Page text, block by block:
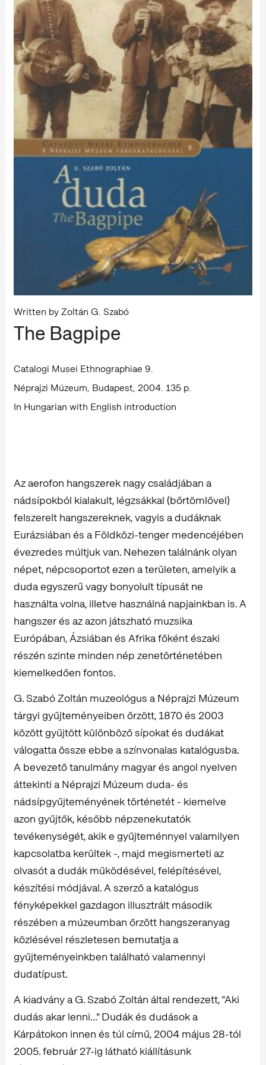
Written by Zoltán G. Szabó
The Bagpipe
Catalogi Musei Ethnographiae 9.
Néprajzi Múzeum, Budapest, 2004. 135 p.
In Hungarian with English introduction
Az aerofon hangszerek nagy családjában a
nádsípokból kialakult, légzsákkal (bőrtömlővel)
felszerelt hangszereknek, vagyis a dudáknak
Eurázsiában és a Földközi-tenger medencéjében
évezredes múltjuk van. Nehezen találnánk olyan
népet, népcsoportot ezen a területen, amelyik a
duda egyszerű vagy bonyolult típusát ne
használta volna, illetve használná napjainkban is. A
hangszer és az azon játszható muzsika
Európában, Ázsiában és Afrika főként északi
részén szinte minden nép zenetörténetében
kiemelkedően fontos.
G. Szabó Zoltán muzeológus a Néprajzi Múzeum
tárgyi gyűjteményeiben őrzött, 1870 és 2003
között gyűjtött különböző sípokat és dudákat
válogatta össze ebbe a színvonalas katalógusba.
A bevezető tanulmány magyar és angol nyelven
áttekinti a Néprajzi Múzeum duda- és
nádsípgyűjteményének történetét - kiemelve
azon gyűjtők, később népzenekutatók
tevékenységét, akik e gyűjteménnyel valamilyen
kapcsolatba kerültek -, majd megismerteti az
olvasót a dudák működésével, felépítésével,
készítési módjával. A szerző a katalógus
fényképekkel gazdagon illusztrált második
részében a múzeumban őrzött hangszeranyag
közlésével részletesen bemutatja a
gyűjteményeinkben található valamennyi
dudatípust.
A kiadvány a G. Szabó Zoltán által rendezett, "Aki
dudás akar lenni..." Dudák és dudások a
Kárpátokon innen és túl című, 2004 május 28-tól
2005. február 27-ig látható kiállításunk